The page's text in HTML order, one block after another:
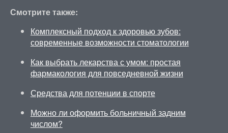
Смотрите также:
Комплексный подход к здоровью зубов:
современные возможности стоматологии
Как выбрать лекарства с умом: простая
фармакология для повседневной жизни
Средства для потенции в спорте
Можно ли оформить больничный задним
числом?